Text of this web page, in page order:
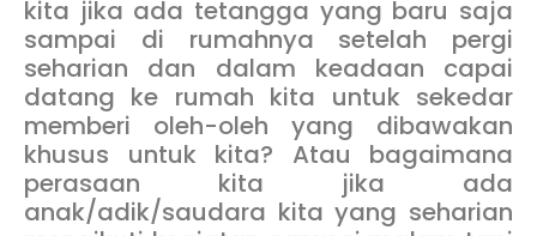
kita jika ada tetangga yang baru saja
sampai di rumahnya setelah pergi
seharian dan dalam keadaan capai
datang ke rumah kita untuk sekedar
memberi oleh-oleh yang dibawakan
khusus untuk kita? Atau bagaimana
perasaan kita jika ada
anak/adik/saudara kita yang seharian